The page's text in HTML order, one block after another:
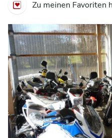
Zu meinen Favoriten